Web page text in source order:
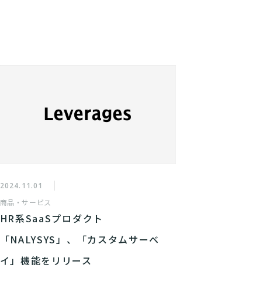
2024.11.01
商品・サービス
HR系SaaSプロダクト
「NALYSYS」、「カスタムサーベ
イ」機能をリリース